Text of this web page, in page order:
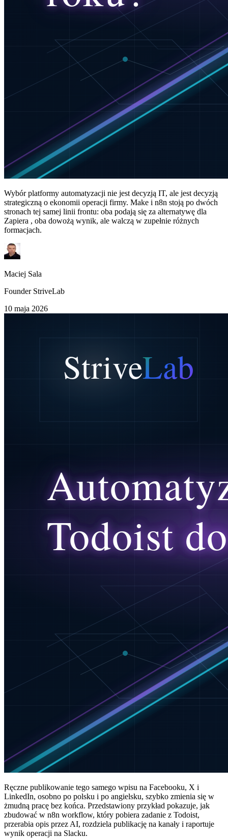
Wybór platformy automatyzacji nie jest decyzją IT, ale jest decyzją
strategiczną o ekonomii operacji firmy. Make i n8n stoją po dwóch
stronach tej samej linii frontu: oba podają się za alternatywę dla
Zapiera , oba dowożą wynik, ale walczą w zupełnie różnych
formacjach.
Maciej Sala
Founder StriveLab
10 maja 2026
Ręczne publikowanie tego samego wpisu na Facebooku, X i
LinkedIn, osobno po polsku i po angielsku, szybko zmienia się w
żmudną pracę bez końca. Przedstawiony przykład pokazuje, jak
zbudować w n8n workflow, który pobiera zadanie z Todoist,
przerabia opis przez AI, rozdziela publikację na kanały i raportuje
wynik operacji na Slacku.